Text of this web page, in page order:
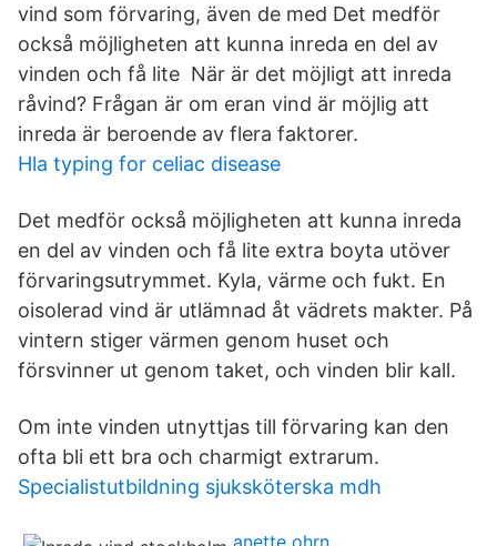
vind som förvaring, även de med Det medför
också möjligheten att kunna inreda en del av
vinden och få lite När är det möjligt att inreda
råvind? Frågan är om eran vind är möjlig att
inreda är beroende av flera faktorer.
Hla typing for celiac disease
Det medför också möjligheten att kunna inreda
en del av vinden och få lite extra boyta utöver
förvaringsutrymmet. Kyla, värme och fukt. En
oisolerad vind är utlämnad åt vädrets makter. På
vintern stiger värmen genom huset och
försvinner ut genom taket, och vinden blir kall.
Om inte vinden utnyttjas till förvaring kan den
ofta bli ett bra och charmigt extrarum.
Specialistutbildning sjuksköterska mdh
anette ohrn